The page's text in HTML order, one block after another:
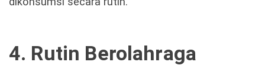
4. Rutin Berolahraga